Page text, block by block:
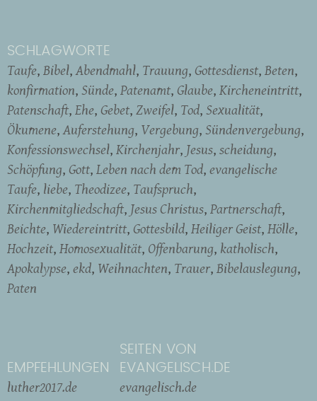
SCHLAGWORTE
Taufe Bibel Abendmahl Trauung Gottesdienst Beten
konfirmation Sünde Patenamt Glaube Kircheneintritt
Patenschaft Ehe Gebet Zweifel Tod Sexualität
Ökumene Auferstehung Vergebung Sündenvergebung
Konfessionswechsel Kirchenjahr Jesus scheidung
Schöpfung Gott Leben nach dem Tod evangelische
Taufe liebe Theodizee Taufspruch
Kirchenmitgliedschaft Jesus Christus Partnerschaft
Beichte Wiedereintritt Gottesbild Heiliger Geist Hölle
Hochzeit Homosexualität Offenbarung katholisch
Apokalypse ekd Weihnachten Trauer Bibelauslegung
Paten
EMPFEHLUNGEN
luther2017.de
SEITEN VON
EVANGELISCH.DE
evangelisch.de